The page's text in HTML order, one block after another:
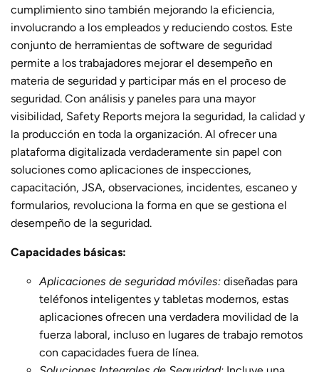
cumplimiento sino también mejorando la eficiencia,
involucrando a los empleados y reduciendo costos. Este
conjunto de herramientas de software de seguridad
permite a los trabajadores mejorar el desempeño en
materia de seguridad y participar más en el proceso de
seguridad. Con análisis y paneles para una mayor
visibilidad, Safety Reports mejora la seguridad, la calidad y
la producción en toda la organización. Al ofrecer una
plataforma digitalizada verdaderamente sin papel con
soluciones como aplicaciones de inspecciones,
capacitación, JSA, observaciones, incidentes, escaneo y
formularios, revoluciona la forma en que se gestiona el
desempeño de la seguridad.
Capacidades básicas:
Aplicaciones de seguridad móviles: diseñadas para
teléfonos inteligentes y tabletas modernos, estas
aplicaciones ofrecen una verdadera movilidad de la
fuerza laboral, incluso en lugares de trabajo remotos
con capacidades fuera de línea.